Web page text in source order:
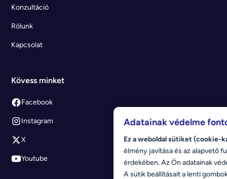
Konzultáció
Rólunk
Kapcsolat
Kövess minket
Facebook
Instagram
X
Youtube
Adatainak védelme
Ez a weboldal sütiket (cookie-
élmény javítása és az alapvető
érdekében. Az Ön adatainak
A sütik beállításait a lenti